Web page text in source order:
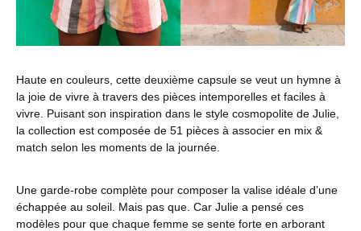
Haute en couleurs, cette deuxième capsule se veut un hymne à
la joie de vivre à travers des pièces intemporelles et faciles à
vivre. Puisant son inspiration dans le style cosmopolite de Julie,
la collection est composée de 51 pièces à associer en mix &
match selon les moments de la journée.
Une garde-robe complète pour composer la valise idéale d’une
échappée au soleil. Mais pas que. Car Julie a pensé ces
modèles pour que chaque femme se sente forte en arborant